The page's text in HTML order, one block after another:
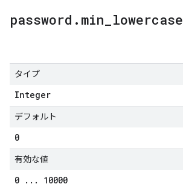
password . min lowercase
タイプ
Integer
デフォルト
0
有効な値
0 . . . 10000